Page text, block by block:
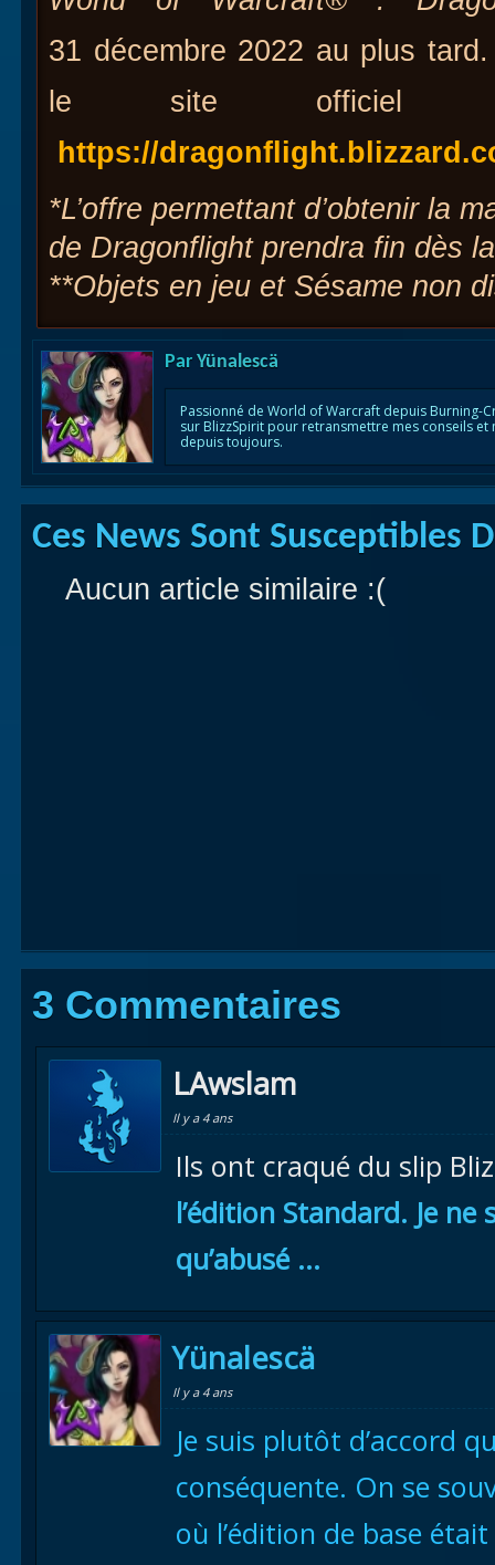
31 décembre 2022 au plus
le site officiel
https://
*L’offre permettant d’obtenir la
de Dragonflight prendra fin dès
**Objets en jeu et Sésame non
Par Yünalescä
Passionné de World of Warcraft depuis Burning-
sur BlizzSpirit pour retransmettre mes conseils
depuis toujours.
Ces News Sont Susceptibles
Aucun article similaire :(
3 Commentaires
LAwslam
Il y a 4 ans
Ils ont craqué du slip
l’édition Standard. Je
qu’abusé …
Yünalescä
Il y a 4 ans
Je suis plutôt d’accord
conséquente. On se
où l’édition de base